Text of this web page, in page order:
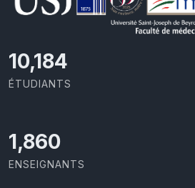
10,801
ÉTUDIANTS
1,973
ENSEIGNANTS